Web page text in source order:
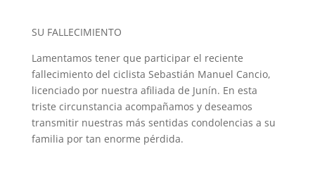
SU FALLECIMIENTO
Lamentamos tener que participar el reciente
fallecimiento del ciclista Sebastián Manuel Cancio,
licenciado por nuestra afiliada de Junín. En esta
triste circunstancia acompañamos y deseamos
transmitir nuestras más sentidas condolencias a su
familia por tan enorme pérdida.